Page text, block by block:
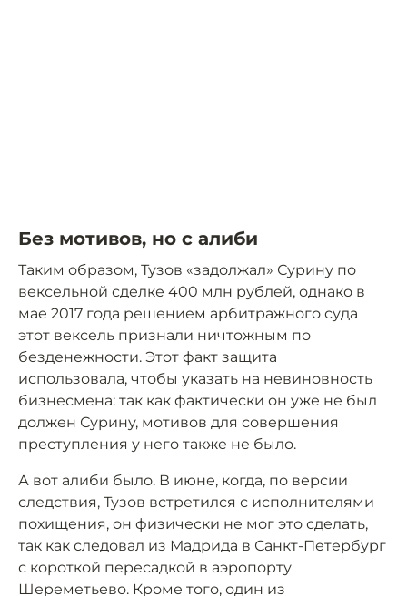
Без мотивов, но с алиби
Таким образом, Тузов «задолжал» Сурину по
вексельной сделке 400 млн рублей, однако в
мае 2017 года решением арбитражного суда
этот вексель признали ничтожным по
безденежности. Этот факт защита
использовала, чтобы указать на невиновность
бизнесмена: так как фактически он уже не был
должен Сурину, мотивов для совершения
преступления у него также не было.
А вот алиби было. В июне, когда, по версии
следствия, Тузов встретился с исполнителями
похищения, он физически не мог это сделать,
так как следовал из Мадрида в Санкт-Петербург
с короткой пересадкой в аэропорту
Шереметьево. Кроме того, один из